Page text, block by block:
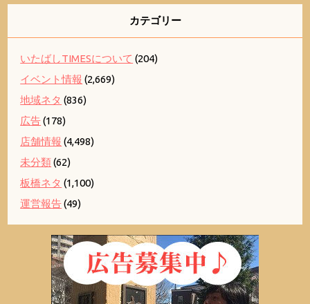
カテゴリー
いたばしTIMESについて (204)
イベント情報 (2,669)
地域ネタ (836)
広告(178)
店舗情報 (4,498)
未分類(62)
板橋ネタ (1,100)
運営報告(49)